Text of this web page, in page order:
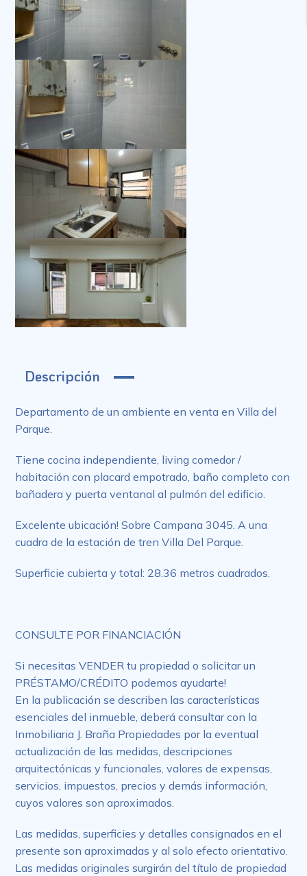
Descripción
Departamento de un ambiente en venta en Villa del
Parque.
Tiene cocina independiente, living comedor /
habitación con placard empotrado, baño completo con
bañadera y puerta ventanal al pulmón del edificio.
Excelente ubicación! Sobre Campana 3045. A una
cuadra de la estación de tren Villa Del Parque.
Superficie cubierta y total: 28.36 metros cuadrados.
CONSULTE POR FINANCIACIÓN
Si necesitas VENDER tu propiedad o solicitar un
PRÉSTAMO/CRÉDITO podemos ayudarte!
En la publicación se describen las características
esenciales del inmueble, deberá consultar con la
Inmobiliaria J. Braña Propiedades por la eventual
actualización de las medidas, descripciones
arquitectónicas y funcionales, valores de expensas,
servicios, impuestos, precios y demás información,
cuyos valores son aproximados.
Las medidas, superficies y detalles consignados en el
presente son aproximadas y al solo efecto orientativo.
Las medidas originales surgirán del título de propiedad